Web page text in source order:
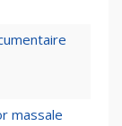
massale